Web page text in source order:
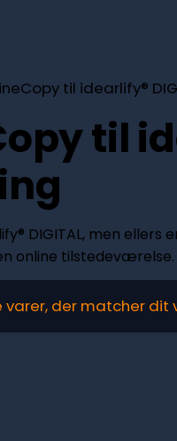
til idearlify®
til
DIGITAL, men
online tilstedeværelse.
varer, der matcher dit